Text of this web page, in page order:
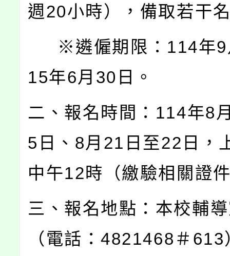
週20小時），備取若干
※遴僱期限：114年9
15年6月30日。
二、報名時間：114年8
5日、8月21日至22日，
中午12時（繳驗相關證
三、報名地點：本校輔
（電話：4821468＃613